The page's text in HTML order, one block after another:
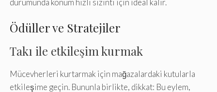
durumunda konum hızlı sızıntı için ideal kalır.
Ödüller ve Stratejiler
Takı ile etkileşim kurmak
Mücevherleri kurtarmak için mağazalardaki kutularla
etkileşime geçin. Bununla birlikte, dikkat: Bu eylem,